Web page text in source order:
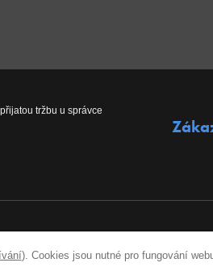
). Cookies jsou nutné pro fungování
tržbu u správce